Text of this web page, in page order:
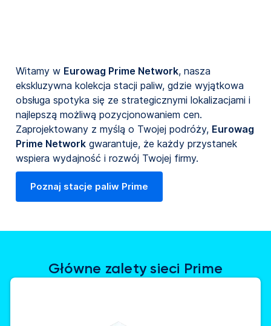
Witamy w Eurowag Prime Network, nasza
ekskluzywna kolekcja stacji paliw, gdzie wyjątkowa
obsługa spotyka się ze strategicznymi lokalizacjami i
najlepszą możliwą pozycjonowaniem cen.
Zaprojektowany z myślą o Twojej podróży, Eurowag
Prime Network gwarantuje, że każdy przystanek
wspiera wydajność i rozwój Twojej firmy.
Poznaj stacje paliw Prime
Główne zalety sieci Prime